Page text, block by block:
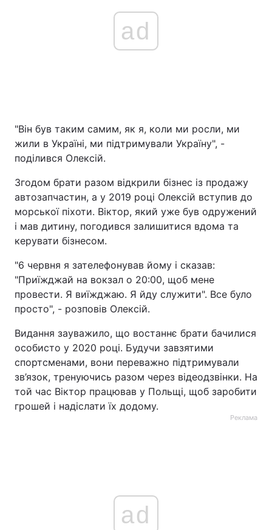
ad
"Він був таким самим, як я, коли ми росли, ми
жили в Україні, ми підтримували Україну", -
поділився Олексій.
Згодом брати разом відкрили бізнес із продажу
автозапчастин, а у 2019 році Олексій вступив до
морської піхоти. Віктор, який уже був одружений
і мав дитину, погодився залишитися вдома та
керувати бізнесом.
"6 червня я зателефонував йому і сказав:
"Приїжджай на вокзал о 20:00, щоб мене
провести. Я виїжджаю. Я йду служити". Все було
просто", - розповів Олексій.
Видання зауважило, що востаннє брати бачилися
особисто у 2020 році. Будучи завзятими
спортсменами, вони переважно підтримували
зв’язок, тренуючись разом через відеодзвінки. На
той час Віктор працював у Польщі, щоб заробити
грошей і надіслати їх додому.
Реклама
ad